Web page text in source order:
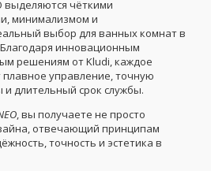
выделяются чёткими
минимализмом и
выбор для ванных комнат в
инновационным
решениям от Kludi, каждое
плавное управление, точную
длительный срок службы.
, вы получаете не просто
отвечающий принципам
точность и эстетика в